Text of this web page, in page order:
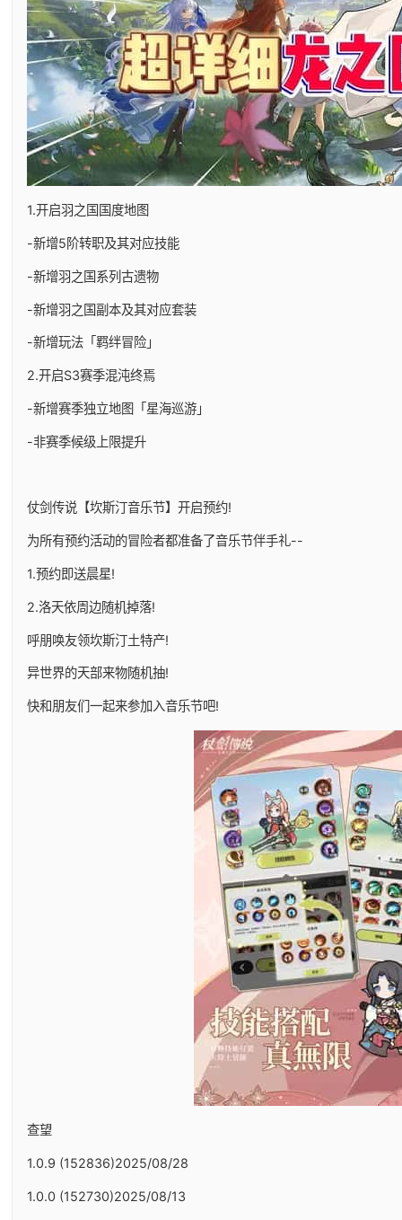
1.开启羽之国国度地图
-新增5阶转职及其对应技能
-新增羽之国系列古遗物
-新增羽之国副本及其对应套装
-新增玩法「羁绊冒险」
2.开启S3赛季混沌终焉
-新增赛季独立地图「星海巡游」
-非赛季候级上限提升
仗剑传说【坎斯汀音乐节】开启预约!
为所有预约活动的冒险者都准备了音乐节伴手礼--
1.预约即送晨星!
2.洛天依周边随机掉落!
呼朋唤友领坎斯汀土特产!
异世界的天部来物随机抽!
快和朋友们一起来参加入音乐节吧!
查望
1.0.9 (152836)2025/08/28
1.0.0 (152730)2025/08/13